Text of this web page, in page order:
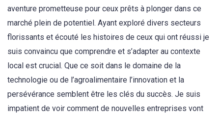
aventure prometteuse pour ceux prêts à plonger dans ce
marché plein de potentiel. Ayant exploré divers secteurs
florissants et écouté les histoires de ceux qui ont réussi je
suis convaincu que comprendre et s’adapter au contexte
local est crucial. Que ce soit dans le domaine de la
technologie ou de l’agroalimentaire l’innovation et la
persévérance semblent être les clés du succès. Je suis
impatient de voir comment de nouvelles entreprises vont